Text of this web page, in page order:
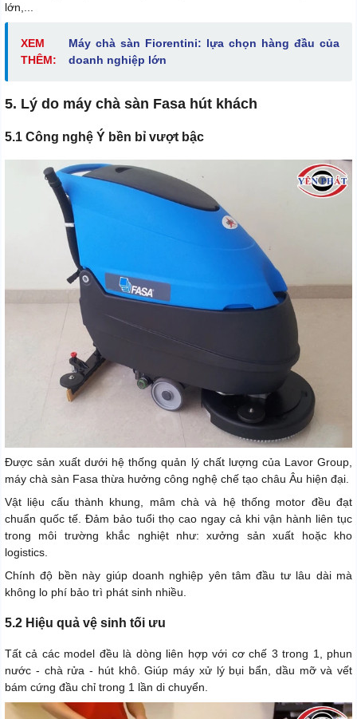
lớn,...
XEM
THÊM:
Máy chà sàn Fiorentini: lựa chọn hàng đầu của
doanh nghiệp lớn
5. Lý do máy chà sàn Fasa hút khách
5.1 Công nghệ Ý bền bỉ vượt bậc
Được sản xuất dưới hệ thống quản lý chất lượng của Lavor Group,
máy chà sàn Fasa thừa hưởng công nghệ chế tạo châu Âu hiện đại.
Vật liệu cấu thành khung, mâm chà và hệ thống motor đều đạt
chuẩn quốc tế. Đảm bảo tuổi thọ cao ngay cả khi vận hành liên tục
trong môi trường khắc nghiệt như: xưởng sản xuất hoặc kho
logistics.
Chính độ bền này giúp doanh nghiệp yên tâm đầu tư lâu dài mà
không lo phí bảo trì phát sinh nhiều.
5.2 Hiệu quả vệ sinh tối ưu
Tất cả các model đều là dòng liên hợp với cơ chế 3 trong 1, phun
nước - chà rửa - hút khô. Giúp máy xử lý bụi bẩn, dầu mỡ và vết
bám cứng đầu chỉ trong 1 lần di chuyển.